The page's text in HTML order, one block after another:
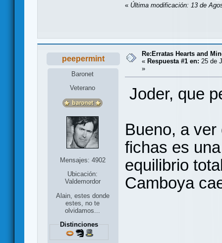
« Última modificación: 13 de
peepermint
Baronet
Veterano
Mensajes: 4902
Ubicación:
Valdemordor
Alain, estes donde
estes, no te
olvidamos...
Distinciones
Re:Erratas Hearts and
« Respuesta #1 en: 25 de
»
Joder, que
Bueno, a
fichas es
equilibrio
Camboya